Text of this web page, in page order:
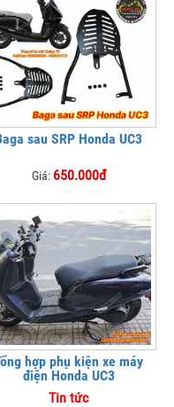
sau SRP Honda UC3
Giá: 650.000đ
hợp phụ kiện xe máy
điện Honda UC3
Tin tức